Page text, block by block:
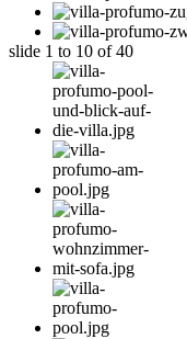
slide 1 to 10 of 40